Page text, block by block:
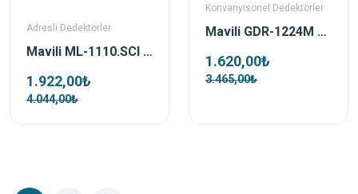
Adresli Dedektörler
Mavili ML-1110.SCI Adresli İzolatörlü Duman Dedektörü
1.922,00₺
4.044,00₺
Konvanyisonel Dedektörler
Mavili GDR-1224M Konvansiyonel Gaz Dedektörü
1.620,00₺
3.465,00₺